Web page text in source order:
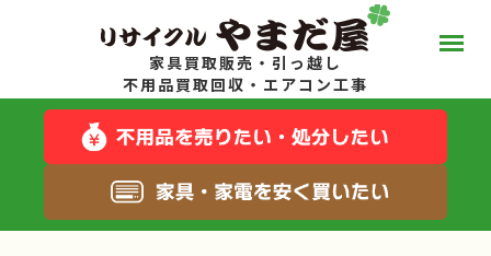
家具買取販売・引っ越し
不用品買取回収・エアコン工事
やまだ屋って？
スタッフブログ
キャンペーン一覧